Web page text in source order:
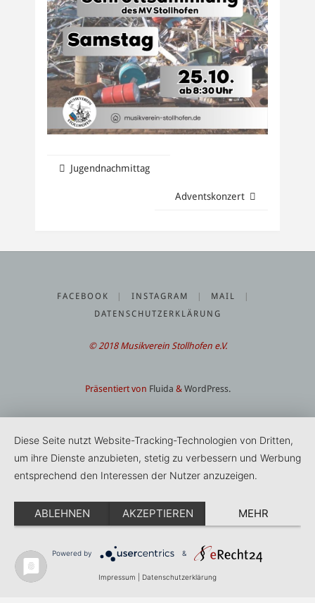
Jugendnachmittag
Adventskonzert
FACEBOOK INSTAGRAM MAIL
DATENSCHUTZERKLÄRUNG
© 2018 Musikverein Stollhofen e.V.
Präsentiert von Fluida & WordPress.
Diese Seite nutzt Website-Tracking-Technologien von Dritten,
um ihre Dienste anzubieten, stetig zu verbessern und Werbung
entsprechend den Interessen der Nutzer anzuzeigen.
ABLEHNEN AKZEPTIEREN MEHR
Powered by &
Impressum Datenschutzerklärung